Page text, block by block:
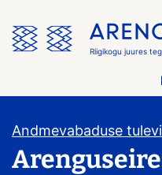
menüü
vahele
Riigikogu juures
Andmevabaduse